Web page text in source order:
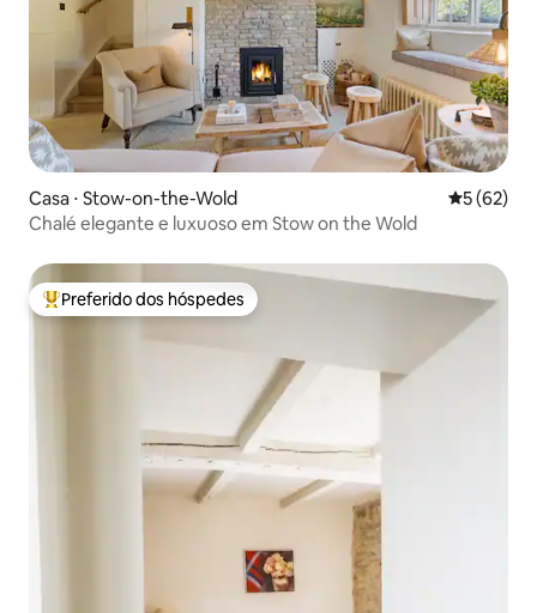
Casa ⋅ Stow-on-the-Wold 5 de uma
5 (62)
Chalé elegante e luxuoso em Stow on the Wold
Entre os melhores preferidos dos hóspedes
Preferido dos hóspedes